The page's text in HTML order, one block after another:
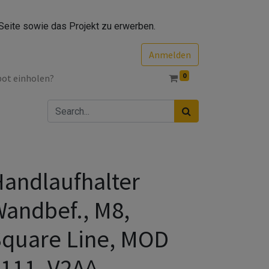
sowie das Projekt zu erwerben.
Anmelden
einholen? 0
M8,
Line, MOD